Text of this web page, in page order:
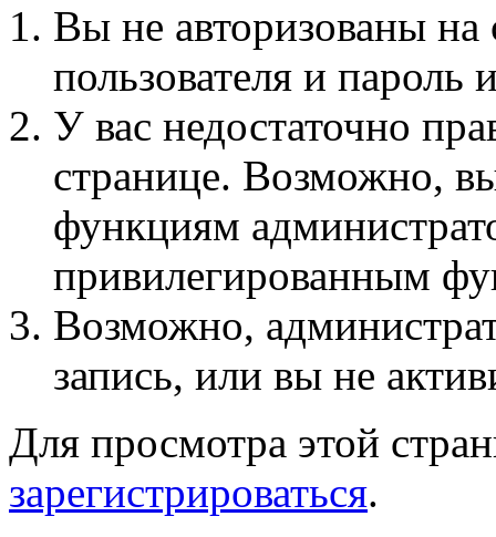
Вы не авторизованы на
пользователя и пароль
У вас недостаточно
странице. Возможно,
функциям
привилегированным
Возможно,
запись, или вы не
Для просмотра этой
зарегистрироваться.